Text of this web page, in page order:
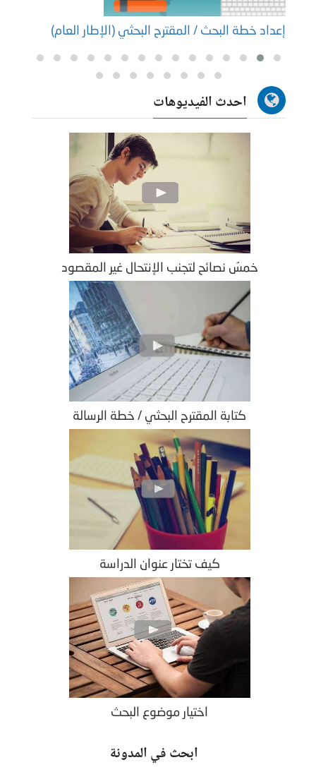
إعداد خطة البحث / المقترح البحثي (الإطار العام)
احدث الفيديوهات
خمسُ نصائح لتجنب الإنتحال غير المقصود
كتابة المقترح البحثي / خطة الرسالة
كيف تختار عنوان الدراسة
اختيار موضوع البحث
ابحث في المدونة